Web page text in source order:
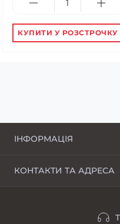
КУПИТИ У РОЗСТРОЧКУ
ІНФОРМАЦІЯ
КОНТАКТИ ТА АДРЕСА